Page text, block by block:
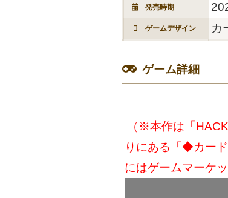
発売時期
ゲームデザイン カ
ゲーム詳細
（※本作は「
りにある「◆カー
にはゲームマーケ